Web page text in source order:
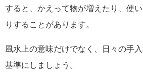
すると、かえって物が増えたり、使
りすることがあります。
風水上の意味だけでなく、日々の手
基準にしましょう。